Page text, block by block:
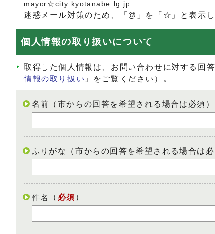
mayor☆city.kyotanabe.lg.jp
迷惑メール対策のため、「@」を「☆」と表示
個人情報の取り扱いについて
取得した個人情報は、お問い合わせに対する回
情報の取り扱い 」をご覧ください）。
名前（市からの回答を希望される場合は必須）
ふりがな（市からの回答を希望される場合は必
件名 （ 必須 ）